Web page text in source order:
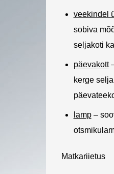
veekindel
sobiva
seljakoti
päevakott
kerge
lamp–
Matkariietus